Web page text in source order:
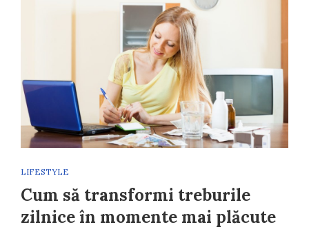
LIFESTYLE
Cum să transformi treburile
zilnice în momente mai plăcute